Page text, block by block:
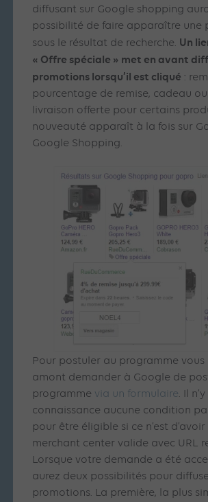
diffusant sur Google shopping
possibilité de faire apparaître une
sous le résultat de recherche. Un
« Offre spéciale » met en avant
promotions lorsqu’il est cliqué :
pourcentage de remise, cadeau
livraison offerte pour certains
nouveauté apparaît à la fois sur
Google Shopping.
Pour postuler au programme vous
amont demander à Google de
programme via un formulaire. Il
connaissance aucune condition
pour être éligible si ce n’est
merchant center valide avec URL
Lorsque votre demande a été
aurez deux possibilités pour
promotions. La première, la plus